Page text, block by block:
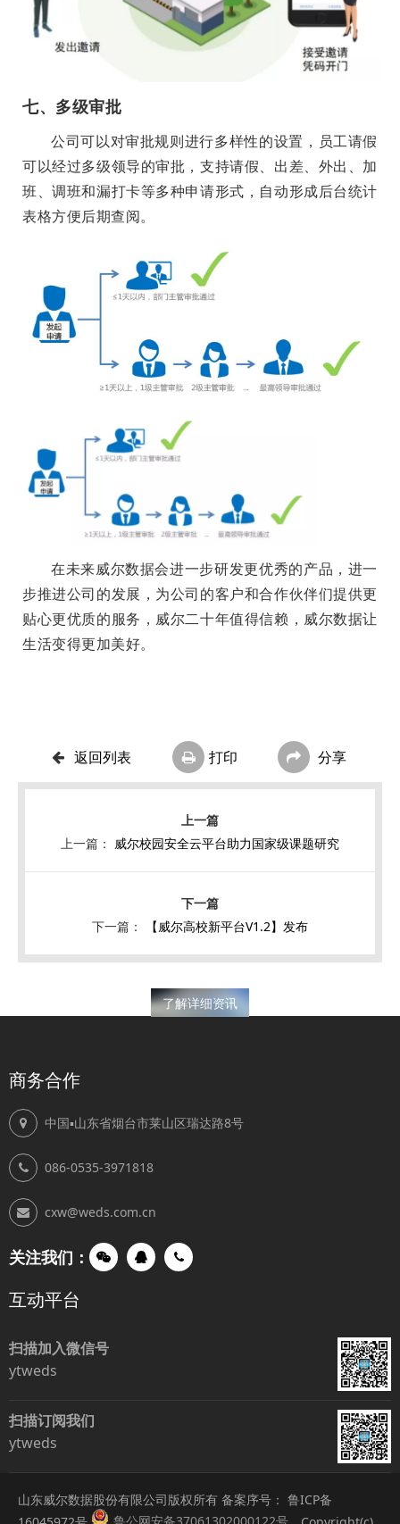
七、多级审批
公司可以对审批规则进行多样性的设置，员工请假
可以经过多级领导的审批，支持请假、出差、外出、加
班、调班和漏打卡等多种申请形式，自动形成后台统计
表格方便后期查阅。
在未来威尔数据会进一步研发更优秀的产品，进一
步推进公司的发展，为公司的客户和合作伙伴们提供更
贴心更优质的服务，威尔二十年值得信赖，威尔数据让
生活变得更加美好。
返回列表 打印 分享
上一篇： 威尔校园安全云平台助力国家级课题研究
下一篇： 【威尔高校新平台V1.2】发布
了解详细资讯
商务合作
中国▪山东省烟台市莱山区瑞达路8号
086-0535-3971818
cxw@weds.com.cn
关注我们：
互动平台
扫描加入微信号
ytweds
扫描订阅我们
ytweds
山东威尔数据股份有限公司版权所有 备案序号： 鲁ICP备